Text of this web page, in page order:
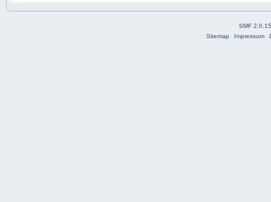
SMF
Sitemap
Impressum